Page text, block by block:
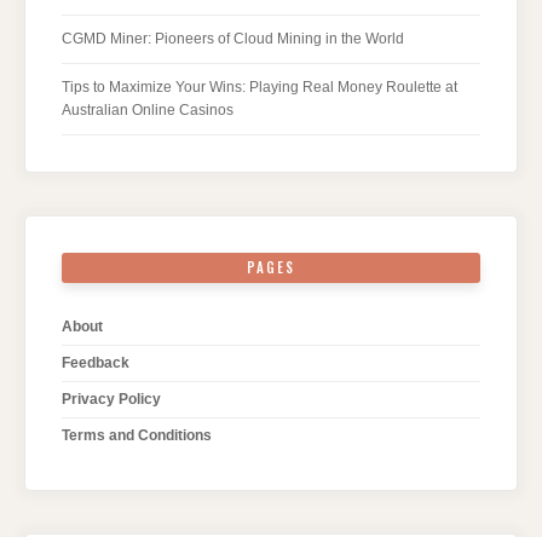
CGMD Miner: Pioneers of Cloud Mining in the World
Tips to Maximize Your Wins: Playing Real Money Roulette at
Australian Online Casinos
PAGES
About
Feedback
Privacy Policy
Terms and Conditions